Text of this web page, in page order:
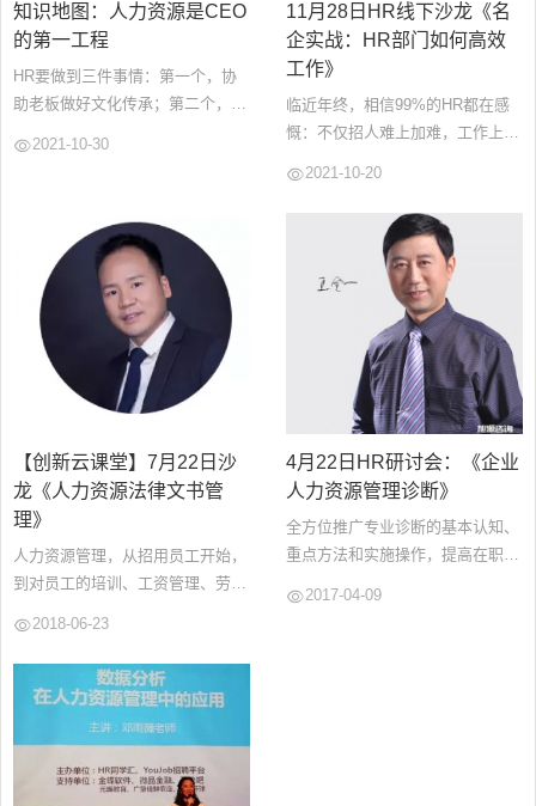
知识地图：人力资源是CEO
的第一工程
HR要做到三件事情：第一个，协
助老板做好文化传承；第二个，战
2021-10-30
11月28日HR线下沙龙《名
企实战：HR部门如何高效
工作》
临近年终，相信99%的HR都在感
慨：不仅招人难上加难，工作上面
出工作成绩。 那么，如何才能高
效、有序的处理工作，又能让工作
业绩有所展现呢？旭源HR同学汇
邀请创维HRD于洋洋老师实践分
享，通过本次沙龙学习，让你更高
效地完成HR部门的工...
2021-10-20
【创新云课堂】7月22日沙
龙《人力资源法律文书管
理》
人力资源管理，从招用员工开始，
到对员工的培训、工资管理、劳动
管理规范化和制度化，其表现形式
就是建立一套完整的制度体系。企
业法律文书是贯彻企业管理制度的
具体体现或者叫做法律形式。因
此，了解和应用法律文书，对于从
2018-06-23
4月22日HR研讨会：《企业
人力资源管理诊断》
全方位推广专业诊断的基本认知、
重点方法和实施操作，提高在职专
2017-04-09